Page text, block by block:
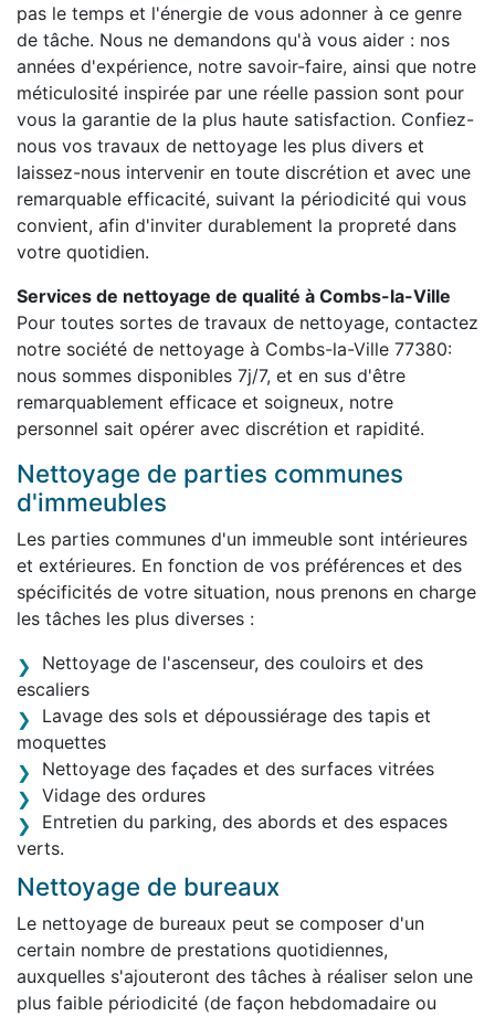
pas le temps et l'énergie de vous adonner à ce genre
de tâche. Nous ne demandons qu'à vous aider : nos
années d'expérience, notre savoir-faire, ainsi que notre
méticulosité inspirée par une réelle passion sont pour
vous la garantie de la plus haute satisfaction. Confiez-
nous vos travaux de nettoyage les plus divers et
laissez-nous intervenir en toute discrétion et avec une
remarquable efficacité, suivant la périodicité qui vous
convient, afin d'inviter durablement la propreté dans
votre quotidien.
Services de nettoyage de qualité à Combs-la-Ville
Pour toutes sortes de travaux de nettoyage, contactez
notre société de nettoyage à Combs-la-Ville 77380:
nous sommes disponibles 7j/7, et en sus d'être
remarquablement efficace et soigneux, notre
personnel sait opérer avec discrétion et rapidité.
Nettoyage de parties communes
d'immeubles
Les parties communes d'un immeuble sont intérieures
et extérieures. En fonction de vos préférences et des
spécificités de votre situation, nous prenons en charge
les tâches les plus diverses :
Nettoyage de l'ascenseur, des couloirs et des
escaliers
Lavage des sols et dépoussiérage des tapis et
moquettes
Nettoyage des façades et des surfaces vitrées
Vidage des ordures
Entretien du parking, des abords et des espaces
verts.
Nettoyage de bureaux
Le nettoyage de bureaux peut se composer d'un
certain nombre de prestations quotidiennes,
auxquelles s'ajouteront des tâches à réaliser selon une
plus faible périodicité (de façon hebdomadaire ou